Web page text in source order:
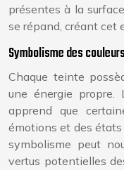
présentes à la
se répand, créant cet
Symbolisme des
Chaque teinte
une énergie propre.
apprend que
émotions et des états
symbolisme peut
vertus potentielles